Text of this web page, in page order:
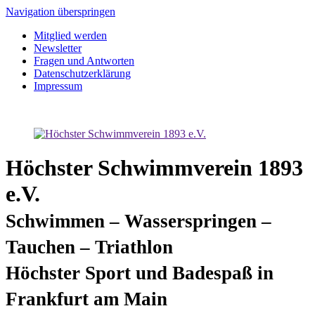
Navigation überspringen
Mitglied werden
Newsletter
Fragen und Antworten
Datenschutzerklärung
Impressum
Höchster Schwimmverein 1893
e.V.
Schwimmen – Wasserspringen –
Tauchen – Triathlon
Höchster Sport und Badespaß in
Frankfurt am Main